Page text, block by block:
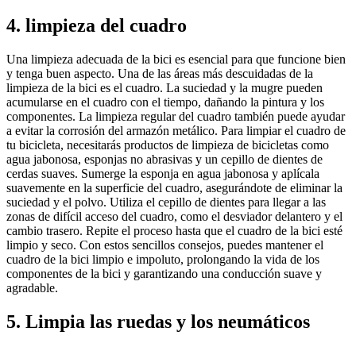
4. limpieza del cuadro
Una limpieza adecuada de la bici es esencial para que funcione bien
y tenga buen aspecto. Una de las áreas más descuidadas de la
limpieza de la bici es el cuadro. La suciedad y la mugre pueden
acumularse en el cuadro con el tiempo, dañando la pintura y los
componentes. La limpieza regular del cuadro también puede ayudar
a evitar la corrosión del armazón metálico. Para limpiar el cuadro de
tu bicicleta, necesitarás productos de limpieza de bicicletas como
agua jabonosa, esponjas no abrasivas y un cepillo de dientes de
cerdas suaves. Sumerge la esponja en agua jabonosa y aplícala
suavemente en la superficie del cuadro, asegurándote de eliminar la
suciedad y el polvo. Utiliza el cepillo de dientes para llegar a las
zonas de difícil acceso del cuadro, como el desviador delantero y el
cambio trasero. Repite el proceso hasta que el cuadro de la bici esté
limpio y seco. Con estos sencillos consejos, puedes mantener el
cuadro de la bici limpio e impoluto, prolongando la vida de los
componentes de la bici y garantizando una conducción suave y
agradable.
5. Limpia las ruedas y los neumáticos